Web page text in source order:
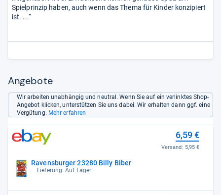
Spielprinzip haben, auch wenn das Thema für Kinder konzipiert
ist. ...“
Angebote
Wir arbeiten unabhängig und neutral. Wenn Sie auf ein verlinktes Shop-
Angebot klicken, unterstützen Sie uns dabei. Wir erhalten dann ggf. eine
Vergütung. Mehr erfahren
Ravensburger 23280 Billy Biber
Lieferung: Auf Lager
6,59 €
Versand: 5,95 €